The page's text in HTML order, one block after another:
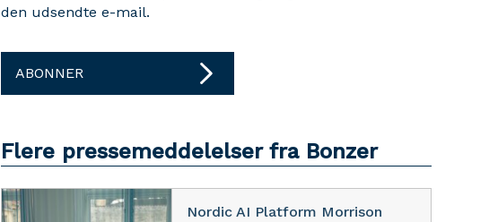
den udsendte e-mail.
ABONNER
Flere pressemeddelelser fra Bonzer
Nordic AI Platform Morrison